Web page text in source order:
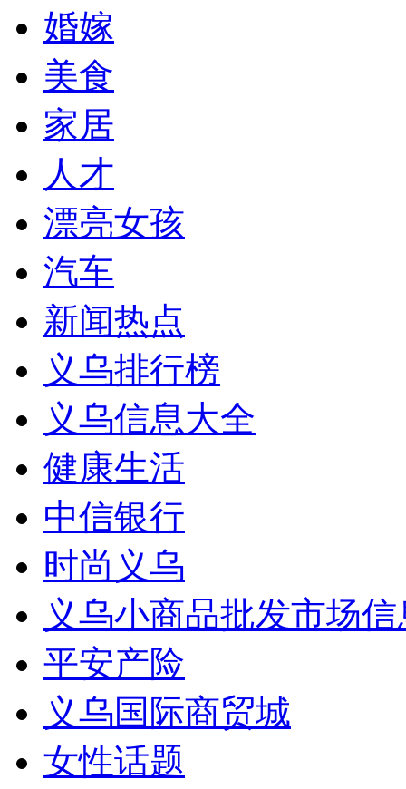
婚嫁
美食
家居
人才
漂亮女孩
汽车
新闻热点
义乌排行榜
义乌信息大全
健康生活
中信银行
时尚义乌
义乌小商品批发市场
平安产险
义乌国际商贸城
女性话题